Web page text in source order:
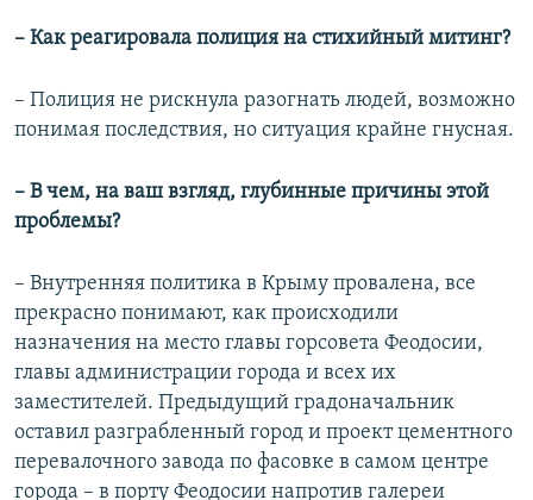
– Как реагировала полиция на стихийный митинг?
– Полиция не рискнула разогнать людей, возможно
понимая последствия, но ситуация крайне гнусная.
– В чем, на ваш взгляд, глубинные причины этой
проблемы?
– Внутренняя политика в Крыму провалена, все
прекрасно понимают, как происходили
назначения на место главы горсовета Феодосии,
главы администрации города и всех их
заместителей. Предыдущий градоначальник
оставил разграбленный город и проект цементного
перевалочного завода по фасовке в самом центре
города – в порту Феодосии напротив галереи